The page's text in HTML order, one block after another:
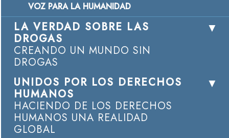
VOZ PARA LA HUMANIDAD
LA VERDAD SOBRE LAS
DROGAS
CREANDO UN MUNDO SIN
DROGAS
UNIDOS POR LOS DERECHOS
HUMANOS
HACIENDO DE LOS DERECHOS
HUMANOS UNA REALIDAD
GLOBAL